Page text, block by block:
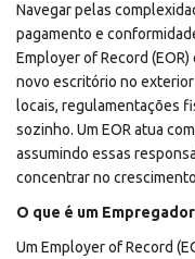
Navegar pelas
pagamento e
Employer of Record
novo escritório no
locais, regulamentações
sozinho. Um EOR atua
assumindo essas
concentrar no
O que é um
Um Employer of Record